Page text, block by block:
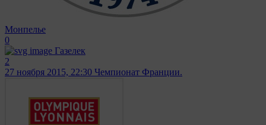
Монпелье
0
Газелек
2
27 ноября 2015, 22:30 Чемпионат Франции.